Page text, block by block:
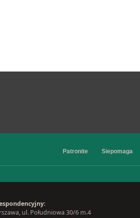
Patronite Siepomaga
ul. Południowa 30/6 m.4